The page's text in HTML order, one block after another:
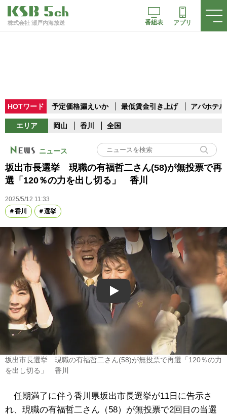
株式会社 瀬戸内海放送 番組表 アプリ
HOTワード 予定価格漏えいか 最低賃金引き上げ アパホテル
エリア 岡山 香川 全国
ニュース
坂出市長選挙 現職の有福哲二さん(58)が無投票で再
選「120％の力を出し切る」 香川
2025/5/12 11:33
香川
選挙
Play
坂出市長選挙 現職の有福哲二さん(58)が無投票で再選「120％の力
を出し切る」 香川
任期満了に伴う香川県坂出市長選挙が11日に告示さ
れ、現職の有福哲二さん（58）が無投票で2回目の当選